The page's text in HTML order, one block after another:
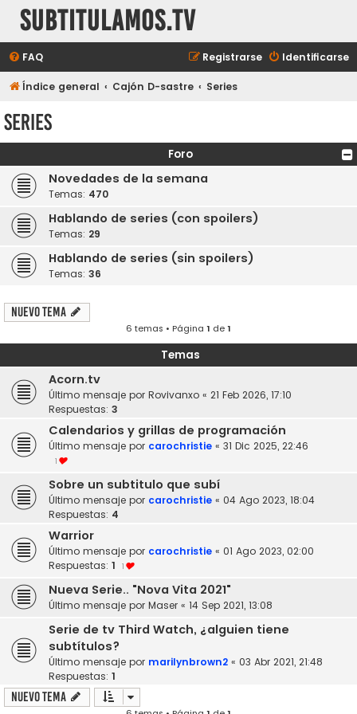
subtitulamos.tv
FAQ Identificarse
Registrarse
Índice general Cajón D-sastre Series
Series
Foro
Novedades de la semana
Temas: 470
Hablando de series (con spoilers)
Temas: 29
Hablando de series (sin spoilers)
Temas: 36
Nuevo Tema
6 temas • Página 1 de1
Temas
Acorn.tv
Último mensaje por Rovivanxo « 21 Feb 2026, 17:10
Respuestas: 3
Calendarios y grillas de programación
Último mensaje por carochristie « 31 Dic 2025, 22:46
1
Sobre un subtitulo que subí
Último mensaje por carochristie « 04 Ago 2023, 18:04
Respuestas: 4
Warrior
Último mensaje por carochristie « 01 Ago 2023, 02:00
Respuestas: 1 1
Nueva Serie.. "Nova Vita 2021"
Último mensaje por Maser « 14 Sep 2021, 13:08
Serie de tv Third Watch, ¿alguien tiene
subtítulos?
Último mensaje por marilynbrown2 « 03 Abr 2021, 21:48
Respuestas: 1
Nuevo Tema